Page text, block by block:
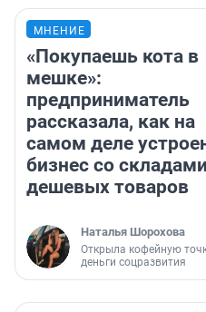
МНЕНИЕ
«Покупаешь кота в
мешке»:
предприниматель
рассказала, как на
самом деле
бизнес со складами
дешевых товаров
Наталья Шорохова
Открыла кофейную
деньги соцразвития